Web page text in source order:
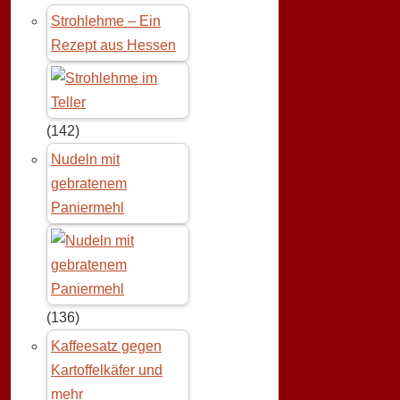
Strohlehme – Ein
Rezept aus Hessen
(142)
Nudeln mit
gebratenem
Paniermehl
(136)
Kaffeesatz gegen
Kartoffelkäfer und
mehr